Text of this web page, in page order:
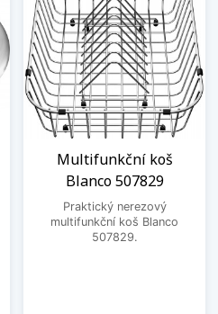
Multifunkční koš
Blanco 507829
Praktický nerezový
multifunkční koš Blanco
507829.